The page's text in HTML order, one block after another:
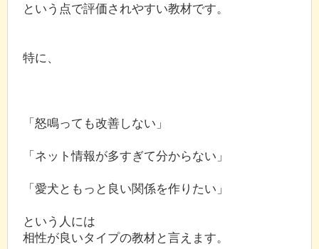
という点で評価されやすい教材です。
特に、
「怒鳴っても改善しない」
「ネット情報が多すぎて分からない」
「愛犬ともっと良い関係を作りたい」
という人には
相性が良いタイプの教材と言えます。